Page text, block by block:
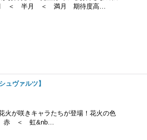
月 ＜ 半月 ＜ 満月 期待度高…
ュヴァルツ】
が咲きキャラたちが登場！花火の色
赤 ＜ 虹&nb…